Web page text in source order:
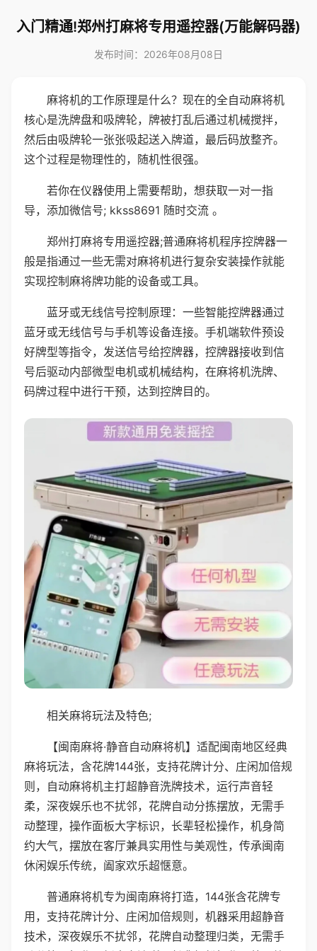
入门精通!郑州打麻将专用遥控器(万能解码器)
发布时间：2026年08月08日
麻将机的工作原理是什么？现在的全自动麻将机
核心是洗牌盘和吸牌轮，牌被打乱后通过机械搅拌，
然后由吸牌轮一张张吸起送入牌道，最后码放整齐。
这个过程是物理性的，随机性很强。
若你在仪器使用上需要帮助，想获取一对一指
导，添加微信号; kkss8691 随时交流 。
郑州打麻将专用遥控器;普通麻将机程序控牌器一
般是指通过一些无需对麻将机进行复杂安装操作就能
实现控制麻将牌功能的设备或工具。
蓝牙或无线信号控制原理：一些智能控牌器通过
蓝牙或无线信号与手机等设备连接。手机端软件预设
好牌型等指令，发送信号给控牌器，控牌器接收到信
号后驱动内部微型电机或机械结构，在麻将机洗牌、
码牌过程中进行干预，达到控牌目的。
相关麻将玩法及特色;
【闽南麻将·静音自动麻将机】适配闽南地区经典
麻将玩法，含花牌144张，支持花牌计分、庄闲加倍规
则，自动麻将机主打超静音洗牌技术，运行声音轻
柔，深夜娱乐也不扰邻，花牌自动分拣摆放，无需手
动整理，操作面板大字标识，长辈轻松操作，机身简
约大气，摆放在客厅兼具实用性与美观性，传承闽南
休闲娱乐传统，阖家欢乐超惬意。
普通麻将机专为闽南麻将打造，144张含花牌专
用，支持花牌计分、庄闲加倍规则，机器采用超静音
技术，深夜娱乐不扰邻，花牌自动整理归类，无需手